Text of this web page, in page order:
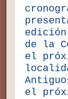
de la
el
el